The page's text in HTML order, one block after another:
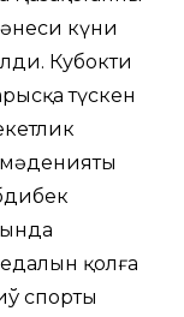
күни
Кубоктиң
түскен
қолға
спорты